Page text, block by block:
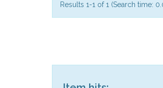
Results 1-1 of 1 (Search time: